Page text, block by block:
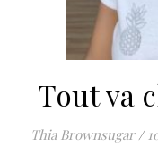
Tout va
Thia Brownsugar /